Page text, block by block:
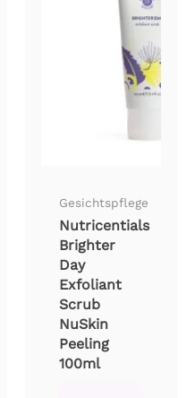
Gesichtspflege
Nutricentials
Brighter
Day
Exfoliant
Scrub
NuSkin
Peeling
100ml